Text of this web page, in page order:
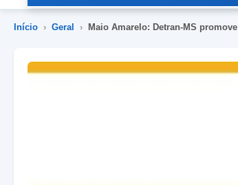
Início › Geral › Maio Amarelo: Detran-MS